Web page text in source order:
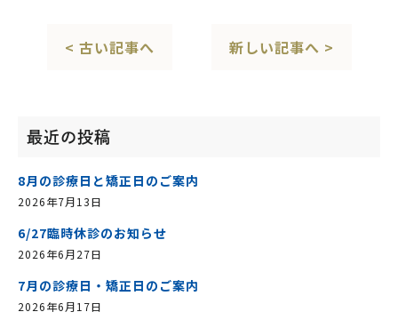
< 古い記事へ 新しい記事へ >
最近の投稿
8月の診療日と矯正日のご案内
2026年7月13日
6/27臨時休診のお知らせ
2026年6月27日
7月の診療日・矯正日のご案内
2026年6月17日